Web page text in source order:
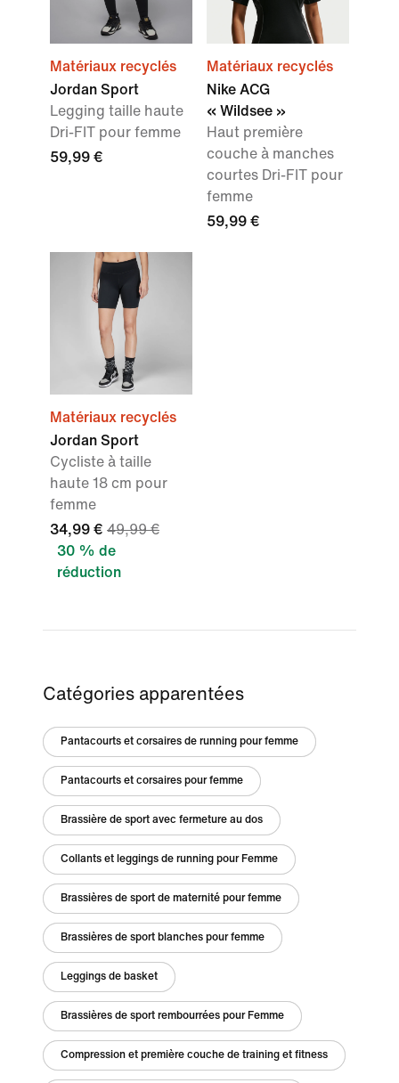
Matériaux recyclés
Jordan Sport
Legging taille haute
Dri-FIT pour femme
59,99 €
Matériaux recyclés
Nike ACG
« Wildsee »
Haut première
couche à manches
courtes Dri-FIT pour
femme
59,99 €
Matériaux recyclés
Jordan Sport
Cycliste à taille
haute 18 cm pour
femme
34,99 € 49,99 €
30 % de
réduction
Catégories apparentées
Pantacourts et corsaires de running pour femme
Pantacourts et corsaires pour femme
Brassière de sport avec fermeture au dos
Collants et leggings de running pour Femme
Brassières de sport de maternité pour femme
Brassières de sport blanches pour femme
Leggings de basket
Brassières de sport rembourrées pour Femme
Compression et première couche de training et fitness